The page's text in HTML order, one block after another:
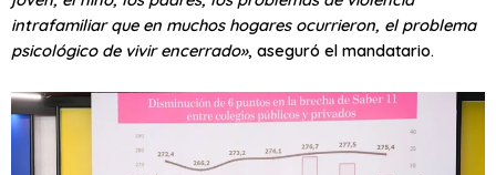
intrafamiliar que en muchos hogares ocurrieron, el problema
psicológico de vivir encerrado», aseguró el mandatario.